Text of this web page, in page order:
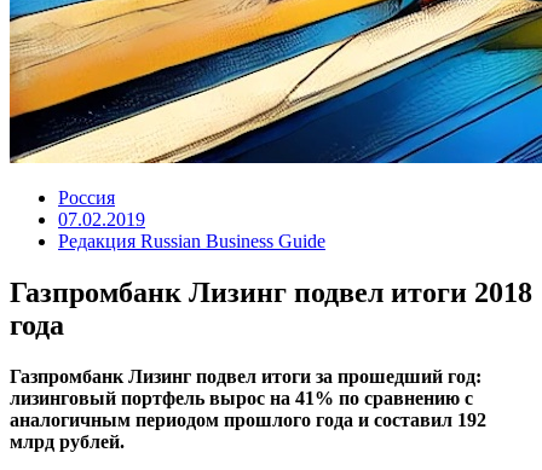
Россия
07.02.2019
Редакция Russian Business Guide
Газпромбанк Лизинг подвел итоги 2018
года
Газпромбанк Лизинг подвел итоги за прошедший год:
лизинговый портфель вырос на 41% по сравнению с
аналогичным периодом прошлого года и составил 192
млрд рублей.